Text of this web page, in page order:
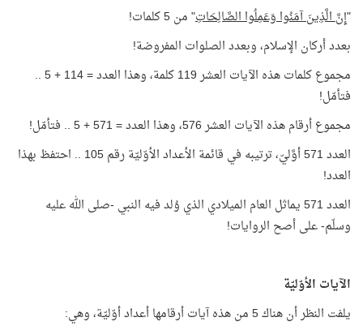
"إِنَّ الَّذِينَ آمَنُوا وَعَمِلُوا الصَّالِحَاتِ" من 5 كلمات!
بعدد أركان الإسلام، وبعدد الصلوات المفروضة!
مجموع كلمات هذه الآيات العشر 119 كلمة، وهذا العدد = 114 + 5 ..
فتأمّل!
مجموع أرقام هذه الآيات العشر 576، وهذا العدد = 571 + 5 .. فتأمّل!
العدد 571 أوَّليّ، ترتيبه في قائمة الأعداد الأوّليّة رقم 105 .. احتفظ بهذا
العدد!
العدد 571 يماثل العام الميلادي الذي وُلد فيه النبي -صلى الله عليه
وسلّم- على أصح الروايات!
الآيات الأوّليّة
يلفت النظر أن هناك 5 من هذه آيات أرقامها أعداد أوّليّة، وهي: